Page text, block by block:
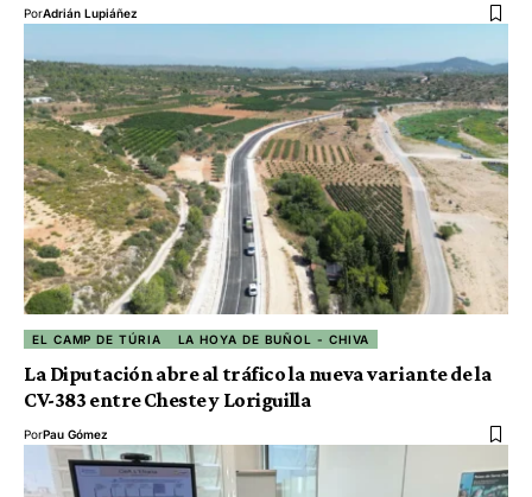
PorAdrián Lupiáñez
EL CAMP DE TÚRIA LA HOYA DE BUÑOL - CHIVA
La Diputación abre al tráfico la nueva variante de la
CV-383 entre Cheste y Loriguilla
PorPau Gómez